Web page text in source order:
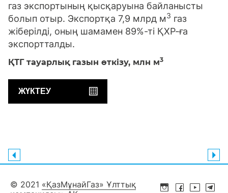
газ экспортының қысқаруына байланысты
болып отыр. Экспортқа 7,9 млрд м3 газ
жіберілді, оның шамамен 89%-ті ҚХР-ға
экспортталды.
ҚТГ тауарлық газын өткізу, млн м3
ЖҮКТЕУ
© 2021 «ҚазМұнайГаз» Ұлттық